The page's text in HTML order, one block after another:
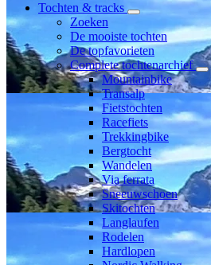
Tochten & tracks
Zoeken
De mooiste tochten
De topfavorieten
Complete tochtenarchief
Mountainbike
Transalp
Fietstochten
Racefiets
Trekkingbike
Bergtocht
Wandelen
Via ferrata
Sneeuwschoen
Skitochten
Langlaufen
Rodelen
Hardlopen